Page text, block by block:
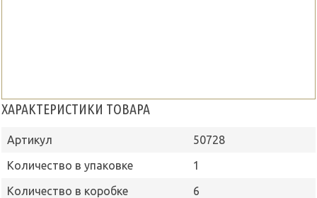
ХАРАКТЕРИСТИКИ ТОВАРА
Артикул
50728
Количество в упаковке
1
Количество в коробке
6